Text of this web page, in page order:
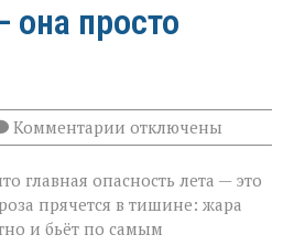
она просто
Комментарии к
записи
не
просит
разрешения — она
просто
отключены
главная опасность лета — это
прячется в тишине: жара
и бьёт по самым